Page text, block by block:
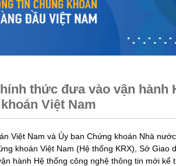
thức đưa vào vận hành
Việt Nam
Việt Nam và Ủy ban Chứng khoán Nhà
khoán Việt Nam (Hệ thống KRX), Sở Giao
hành Hệ thống công nghệ thông tin mới kể